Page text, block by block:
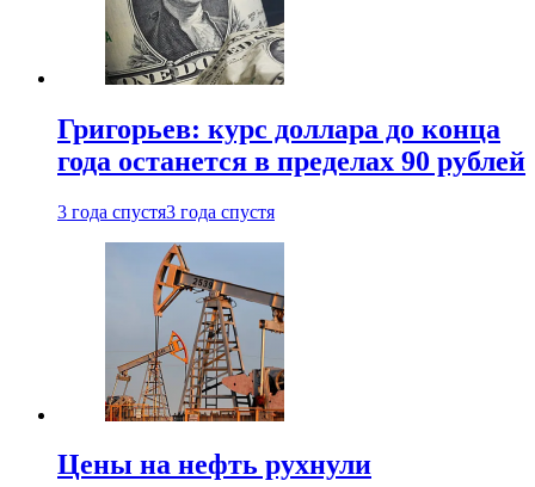
Григорьев: курс доллара до конца
года останется в пределах 90 рублей
3 года спустя3 года спустя
Цены на нефть рухнули